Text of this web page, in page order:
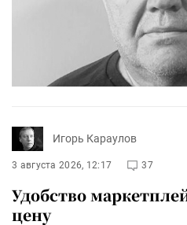
Игорь Караулов
3 августа 2026, 12:17 37
Удобство
цену